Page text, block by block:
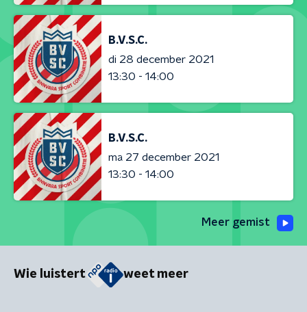
B.V.S.C.
di 28 december 2021
13:30 - 14:00
B.V.S.C.
ma 27 december 2021
13:30 - 14:00
Meer gemist
Wie luistert weet meer